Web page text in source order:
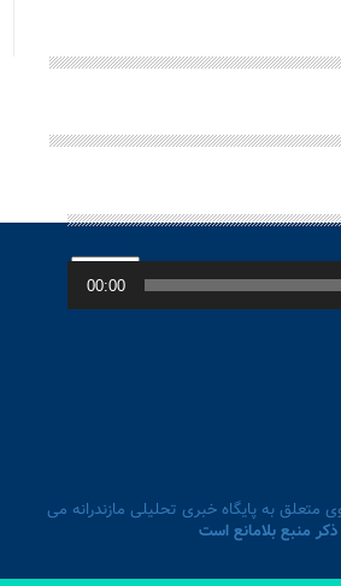
00:00
به پایگاه خبری تحلیلی مازندرانه می
منبع بلامانع است